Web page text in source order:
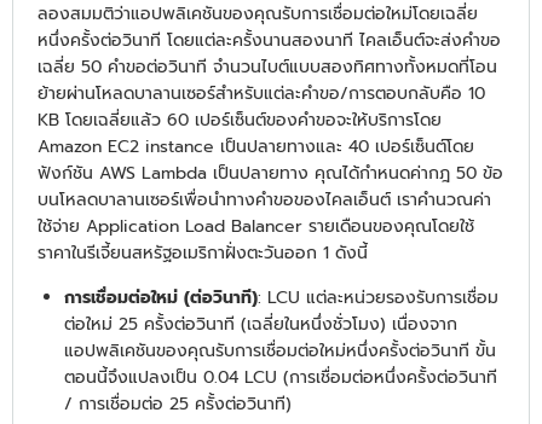
ลองสมมติว่าแอปพลิเคชันของคุณรับการเชื่อมต่อใหม่โดยเฉลี่ย
หนึ่งครั้งต่อวินาที โดยแต่ละครั้งนานสองนาที ไคลเอ็นต์จะส่งคำขอ
เฉลี่ย 50 คำขอต่อวินาที จำนวนไบต์แบบสองทิศทางทั้งหมดที่โอน
ย้ายผ่านโหลดบาลานเซอร์สำหรับแต่ละคำขอ/การตอบกลับคือ 10
KB โดยเฉลี่ยแล้ว 60 เปอร์เซ็นต์ของคำขอจะให้บริการโดย
Amazon EC2 instance เป็นปลายทางและ 40 เปอร์เซ็นต์โดย
ฟังก์ชัน AWS Lambda เป็นปลายทาง คุณได้กำหนดค่ากฎ 50 ข้อ
บนโหลดบาลานเซอร์เพื่อนำทางคำขอของไคลเอ็นต์ เราคำนวณค่า
ใช้จ่าย Application Load Balancer รายเดือนของคุณโดยใช้
ราคาในรีเจี้ยนสหรัฐอเมริกาฝั่งตะวันออก 1 ดังนี้
การเชื่อมต่อใหม่ (ต่อวินาที): LCU แต่ละหน่วยรองรับการเชื่อม
ต่อใหม่ 25 ครั้งต่อวินาที (เฉลี่ยในหนึ่งชั่วโมง) เนื่องจาก
แอปพลิเคชันของคุณรับการเชื่อมต่อใหม่หนึ่งครั้งต่อวินาที ขั้น
ตอนนี้จึงแปลงเป็น 0.04 LCU (การเชื่อมต่อหนึ่งครั้งต่อวินาที
/ การเชื่อมต่อ 25 ครั้งต่อวินาที)